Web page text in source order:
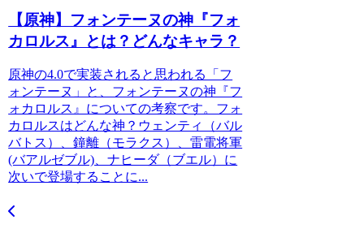
【原神】フォンテーヌの神『フォ
カロルス』とは？どんなキャラ？
原神の4.0で実装されると思われる「フ
ォンテーヌ」と、フォンテーヌの神『フ
ォカロルス』についての考察です。フォ
カロルスはどんな神？ウェンティ（バル
バトス）、鐘離（モラクス）、雷電将軍
(バアルゼブル)、ナヒーダ（ブエル）に
次いで登場することに...